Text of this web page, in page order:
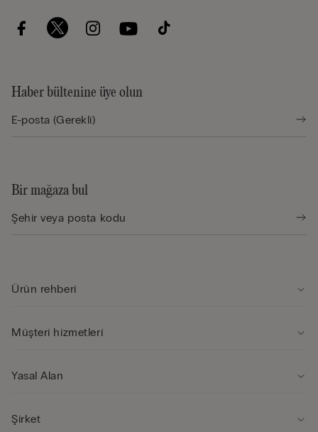
Haber bültenine üye olun
Bir mağaza bul
Ürün rehberi̇
Müşteri̇ hi̇zmetleri̇
Yasal Alan
Şi̇rket